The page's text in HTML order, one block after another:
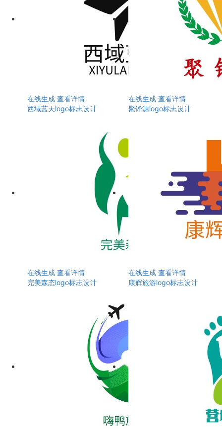
在线生成 查看详情
西域蓝天logo标志设计
在线生成 查看详情
聚锋源logo标志设计
在线生成 查看详情
完美森态logo标志设计
在线生成 查看详情
康辉旅游logo标志设计